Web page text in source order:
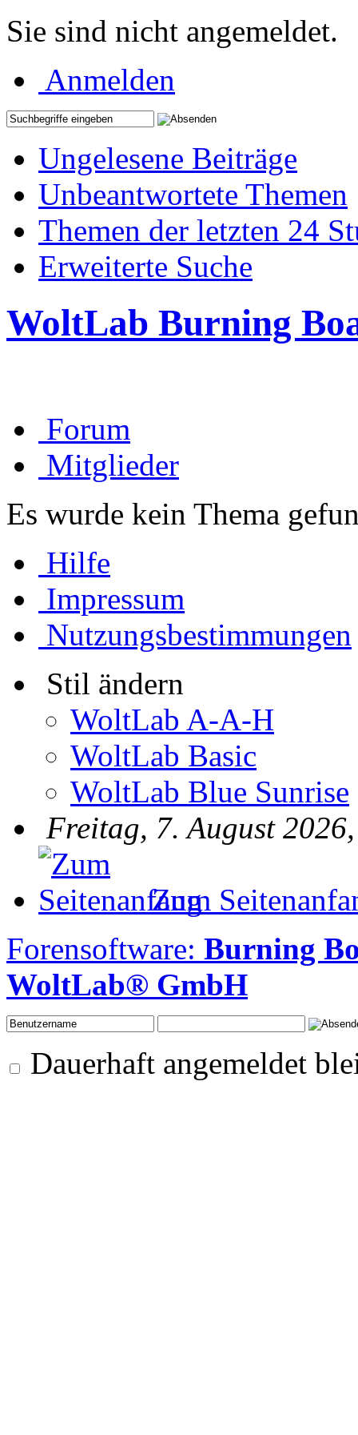
Sie sind nicht angemeldet.
Anmelden
Ungelesene Beiträge
Unbeantwortete Themen
Themen der letzten 24
Erweiterte Suche
WoltLab Burning
Forum
Mitglieder
Es wurde kein Thema
Hilfe
Impressum
Nutzungsbestimmungen
Stil ändern
WoltLab A-A-H
WoltLab Basic
WoltLab Blue Sunrise
Freitag, 7. August
Zum
Forensoftware: Burning
WoltLab® GmbH
Dauerhaft angemeldet